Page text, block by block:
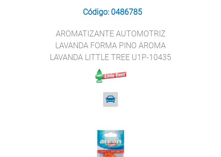
Código: 0486785
AROMATIZANTE AUTOMOTRIZ
LAVANDA FORMA PINO AROMA
LAVANDA LITTLE TREE U1P-10435